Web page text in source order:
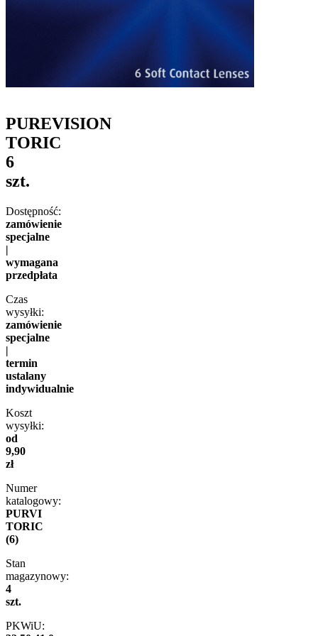
PUREVISION
TORIC
6
szt.
Dostępność:
zamówienie
specjalne
|
wymagana
przedpłata
Czas
wysyłki:
zamówienie
specjalne
|
termin
ustalany
indywidualnie
Koszt
wysyłki:
od
9,90
zł
Numer
katalogowy:
PURVI
TORIC
(6)
Stan
magazynowy:
4
szt.
PKWiU: